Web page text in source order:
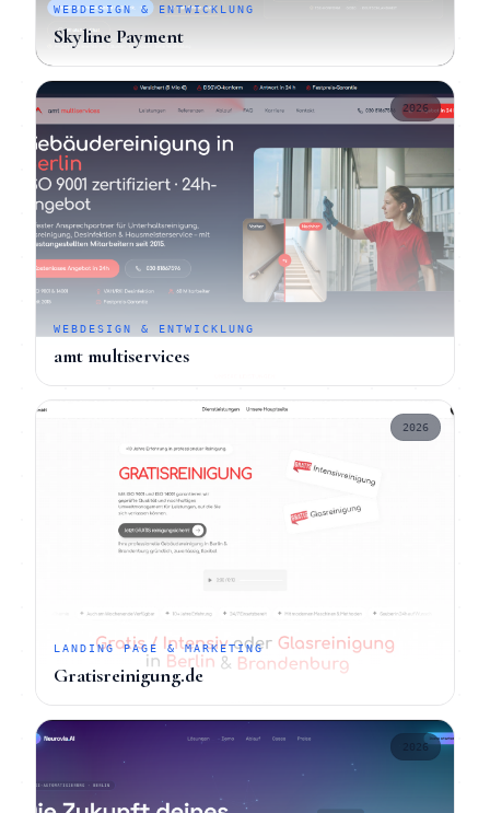
WEBDESIGN & ENTWICKLUNG
Skyline Payment
2026
WEBDESIGN & ENTWICKLUNG
amt multiservices
2026
LANDING PAGE & MARKETING
Gratisreinigung.de
2026